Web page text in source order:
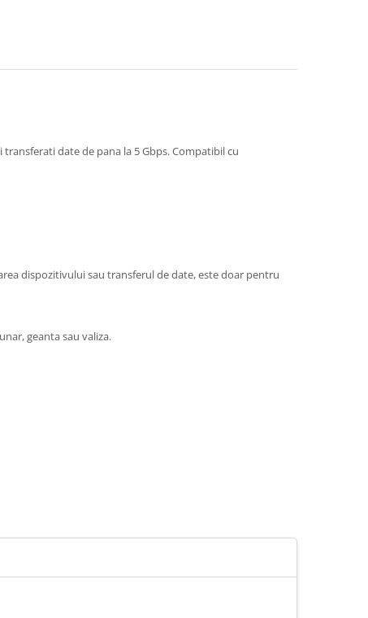
transferati date de pana la 5 Gbps. Compatibil cu
dispozitivului sau transferul de date, este doar pentru
geanta sau valiza.